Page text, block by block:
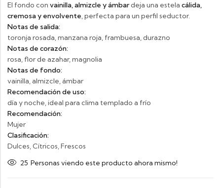
El fondo con vainilla, almizcle y ámbardeja una estela cálida,
cremosa y envolvente, perfecta para un perfil seductor.
Notas de salida:
toronja rosada, manzana roja, frambuesa, durazno
Notas de corazón:
rosa, flor de azahar, magnolia
Notas de fondo:
vainilla, almizcle, ámbar
Recomendación de uso:
día y noche, ideal para clima templado a frío
Recomendación:
Mujer
Clasificación:
Dulces, Cítricos, Frescos
25 Personas viendo este producto ahora mismo!